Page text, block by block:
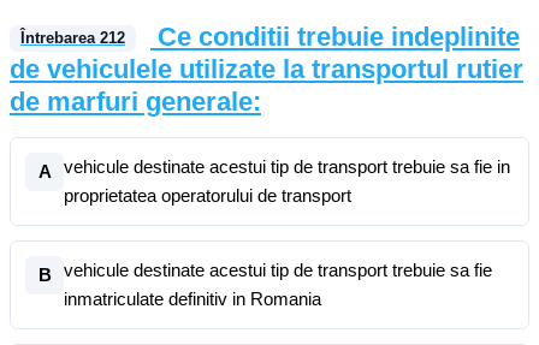
Întrebarea 212
Ce conditii trebuie indeplinite
de vehiculele utilizate la transportul rutier
de marfuri generale:
A
vehicule destinate acestui tip de transport trebuie sa fie in
proprietatea operatorului de transport
B
vehicule destinate acestui tip de transport trebuie sa fie
inmatriculate definitiv in Romania